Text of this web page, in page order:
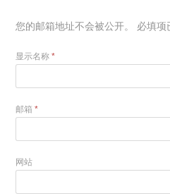
您的邮箱地址不会被公开。 必填
显示名称*
邮箱*
网站